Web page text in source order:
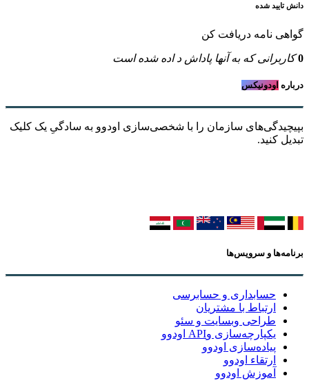
دانش تایید شده
گواهی نامه دریافت کن
0 کاربرانی که به آنها پاداش د اده شده است
درباره اودونیکس
بپیچیدگی‌های سازمان را با شخصی‌سازی اودوو به سادگیِ یک کلیک
تبدیل کنید.
برنامه‌ها و سرویس‌ها
حسابداری و حسابرسی
ارتباط با مشتریان
طراحی وبسایت و سئو
یکپارچه‌سازی وAPI اودوو
پیاده‌سازی اودوو
ارتقاء اودوو
آموزش اودوو